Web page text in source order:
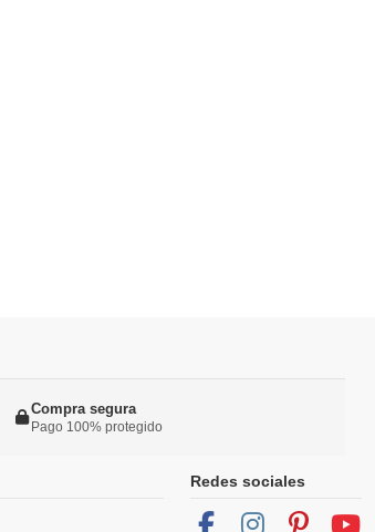
Compra segura
Pago 100% protegido
Redes sociales